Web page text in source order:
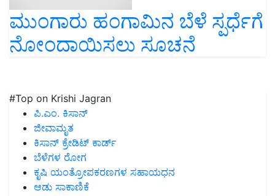
ಮುಂಗಾರು ಹಂಗಾಮಿನ ಬೆಳೆ ಸ್ಪರ್ಧೆಗೆ
ನೋಂದಾಯಿಸಲು ಸೂಚನೆ
#Top on Krishi Jagran
ಪಿ.ಎಂ. ಕಿಸಾನ್
ಜೀವಾಮೃತ
ಕಿಸಾನ್ ಕ್ರೇಡಿಟ್ ಕಾರ್ಡ್
ಬೆಳೆಗಳ ರೋಗ
ಕೃಷಿ ಯಂತ್ರೋಪಕರಣಗಳ ಸಹಾಯಧನ
ಆಡು ಸಾಕಾಣಿಕೆ